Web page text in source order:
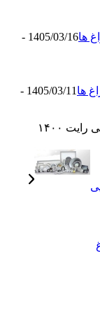
1405/03/16 -
1405/03/11 -